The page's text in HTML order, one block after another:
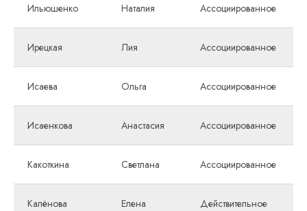
Ильюшенко Наталия Ассоциированное
Ирецкая Лия Ассоциированное
Исаева Ольга Ассоциированное
Исаенкова Анастасия Ассоциированное
Какоткина Светлана Ассоциированное
Калёнова Елена Действительное